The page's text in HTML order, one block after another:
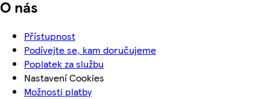
O nás
Přístupnost
Podívejte se, kam doručujeme
Poplatek za službu
Nastavení Cookies
Možnosti platby